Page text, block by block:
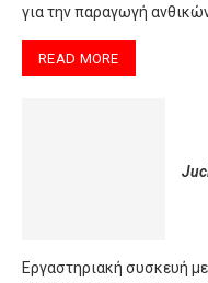
για την παραγωγή
READ MORE
Εργαστηριακή συσκευή